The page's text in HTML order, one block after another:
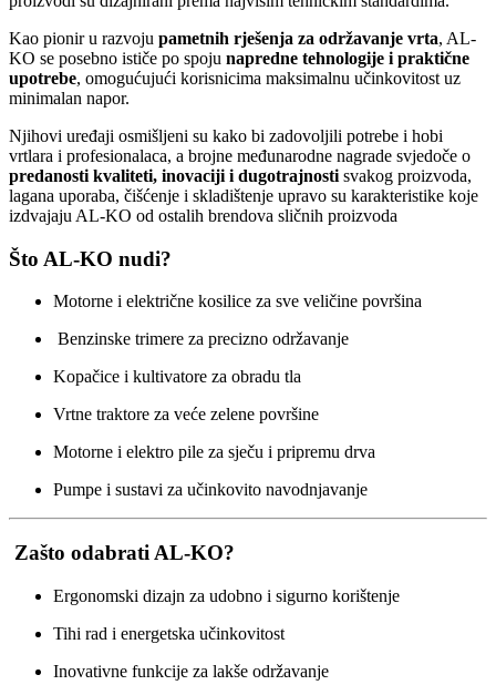
Kao pionir u razvoju pametnih rješenja za održavanje vrta, AL-
KO se posebno ističe po spoju napredne tehnologije i praktične
upotrebe, omogućujući korisnicima maksimalnu učinkovitost uz
minimalan napor.
Njihovi uređaji osmišljeni su kako bi zadovoljili potrebe i hobi
vrtlara i profesionalaca, a brojne međunarodne nagrade svjedoče o
predanosti kvaliteti, inovaciji i dugotrajnosti svakog proizvoda,
lagana uporaba, čišćenje i skladištenje upravo su karakteristike koje
izdvajaju AL-KO od ostalih brendova sličnih proizvoda
Što AL-KO nudi?
Motorne i električne kosilice za sve veličine površina
Benzinske trimere za precizno održavanje
Kopačice i kultivatore za obradu tla
Vrtne traktore za veće zelene površine
Motorne i elektro pile za sječu i pripremu drva
Pumpe i sustavi za učinkovito navodnjavanje
Zašto odabrati AL-KO?
Ergonomski dizajn za udobno i sigurno korištenje
Tihi rad i energetska učinkovitost
Inovativne funkcije za lakše održavanje